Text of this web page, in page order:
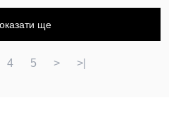
ще
4 5 > >|